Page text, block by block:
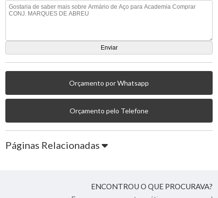
Orçamento por Whatsapp
Orçamento pelo Telefone
Páginas Relacionadas
ENCONTROU O QUE PROCURAVA?